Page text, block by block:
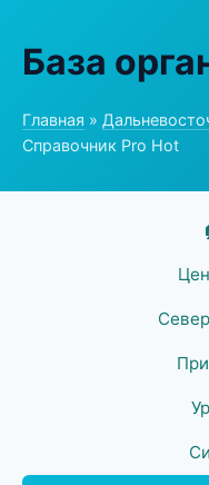
База
Главная »
Справочник Pro Hot